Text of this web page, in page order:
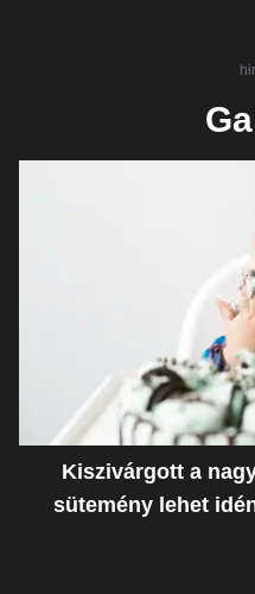
Kiszivárgott a
sütemény lehet